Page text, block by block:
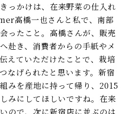
っかけは、在来野菜の仕入れ
高橋一也さんと私で、南部
ったこと。高橋さんが、販売
赴き、消費者からの手紙やメ
えていただけたことで、栽培
なげられたと思います。新宿
みを産地に持って帰り、2015
みにしてほしいですね。在来